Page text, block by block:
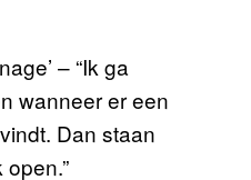
– “Ik ga
wanneer er een
Dan staan